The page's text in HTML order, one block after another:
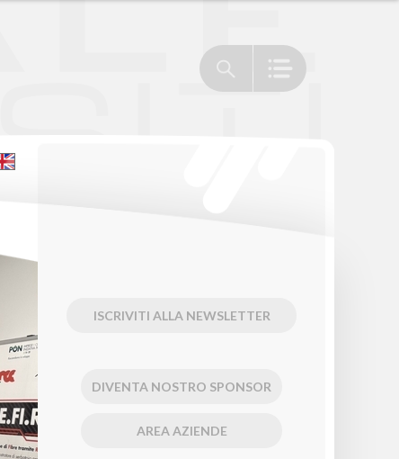
ISCRIVITI ALLA NEWSLETTER
DIVENTA NOSTRO SPONSOR
AREA AZIENDE